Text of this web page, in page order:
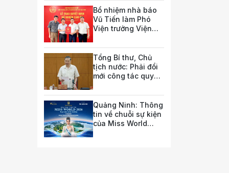
của quốc gia trong tương lai
Bổ nhiệm nhà báo
Vũ Tiến làm Phó
Viện trưởng Viện
luật và chính sách
doanh nghiệp
Tổng Bí thư, Chủ
tịch nước: Phải đổi
mới công tác quy
phát triển hạ tầng
Quảng Ninh: Thông
tin về chuỗi sự kiện
của Miss World